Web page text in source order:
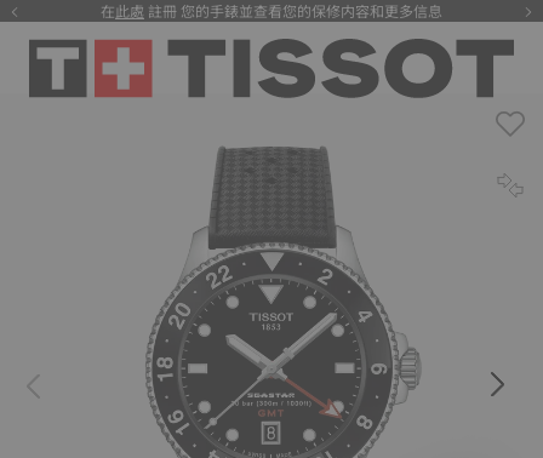
在此處 註冊 您的手錶並查看您的保修内容和更多信息
注册